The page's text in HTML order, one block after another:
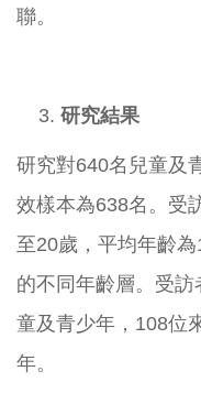
聯。
研究結果
研究對640名兒童及
效樣本為638名。受
至20歲，平均年齡
的不同年齡層。受
童及青少年，108位
年。